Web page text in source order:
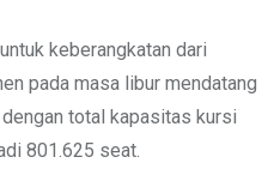
keberangkatan dari
pada masa libur mendatang
total kapasitas kursi
801.625 seat.